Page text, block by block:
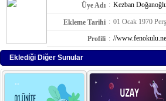
Üye Adı : Kezban
Ekleme Tarihi : 01 Ocak 1970
Profili : //
Eklediği Diğer Sunular